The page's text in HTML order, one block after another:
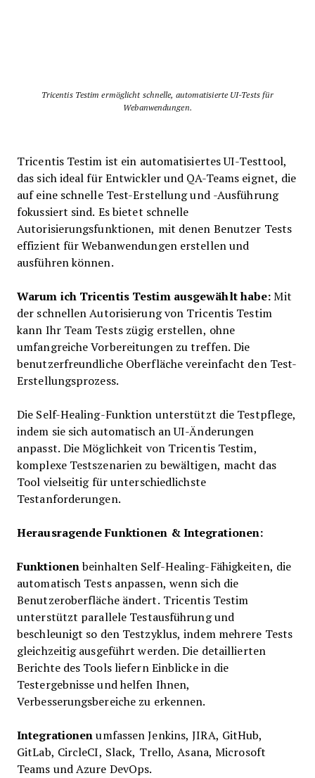
Tricentis Testim ermöglicht schnelle, automatisierte UI-Tests für
Webanwendungen.
Tricentis Testim ist ein automatisiertes UI-Testtool,
das sich ideal für Entwickler und QA-Teams eignet, die
auf eine schnelle Test-Erstellung und -Ausführung
fokussiert sind. Es bietet schnelle
Autorisierungsfunktionen, mit denen Benutzer Tests
effizient für Webanwendungen erstellen und
ausführen können.
Warum ich Tricentis Testim ausgewählt habe: Mit
der schnellen Autorisierung von Tricentis Testim
kann Ihr Team Tests zügig erstellen, ohne
umfangreiche Vorbereitungen zu treffen. Die
benutzerfreundliche Oberfläche vereinfacht den Test-
Erstellungsprozess.
Die Self-Healing-Funktion unterstützt die Testpflege,
indem sie sich automatisch an UI-Änderungen
anpasst. Die Möglichkeit von Tricentis Testim,
komplexe Testszenarien zu bewältigen, macht das
Tool vielseitig für unterschiedlichste
Testanforderungen.
Herausragende Funktionen & Integrationen:
Funktionenbeinhalten Self-Healing-Fähigkeiten, die
automatisch Tests anpassen, wenn sich die
Benutzeroberfläche ändert. Tricentis Testim
unterstützt parallele Testausführung und
beschleunigt so den Testzyklus, indem mehrere Tests
gleichzeitig ausgeführt werden. Die detaillierten
Berichte des Tools liefern Einblicke in die
Testergebnisse und helfen Ihnen,
Verbesserungsbereiche zu erkennen.
Integrationenumfassen Jenkins, JIRA, GitHub,
GitLab, CircleCI, Slack, Trello, Asana, Microsoft
Teams und Azure DevOps.